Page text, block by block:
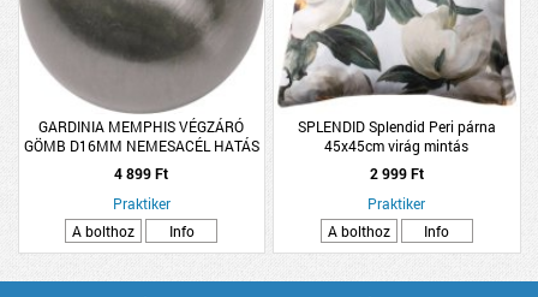
GARDINIA MEMPHIS VÉGZÁRÓ
GÖMB D16MM NEMESACÉL HATÁS
4 899 Ft
Praktiker
A bolthoz
Info
SPLENDID Splendid Peri párna
45x45cm virág mintás
2 999 Ft
Praktiker
A bolthoz
Info